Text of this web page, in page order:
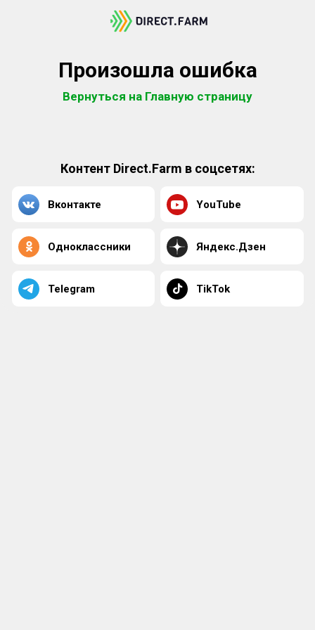
Произошла ошибка
Вернуться на Главную страницу
Контент Direct.Farm в соцсетях:
Вконтакте YouTube
Одноклассники Яндекс.Дзен
Telegram TikTok